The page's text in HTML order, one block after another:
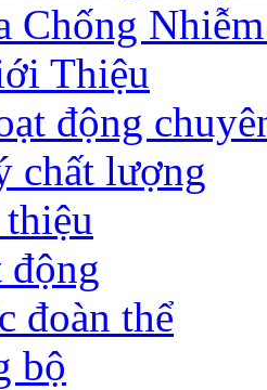
Chống
Thiệu
động
chất lượng
động
đoàn thể
bộ